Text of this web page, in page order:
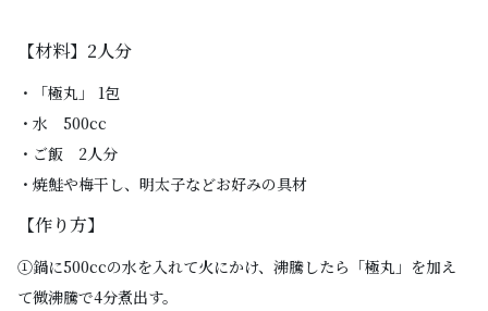
【材料】2人分
・「極丸」 1包
・水 500cc
・ご飯 2人分
・焼鮭や梅干し、明太子などお好みの具材
【作り方】
①鍋に500ccの水を入れて火にかけ、沸騰したら「極丸」を加え
て微沸騰で4分煮出す。